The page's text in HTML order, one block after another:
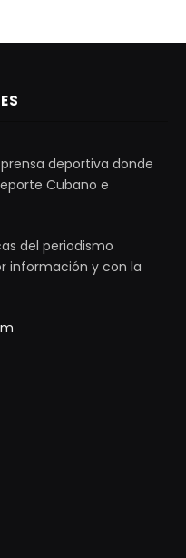
deportiva donde
Cubano e
del periodismo
información y con la